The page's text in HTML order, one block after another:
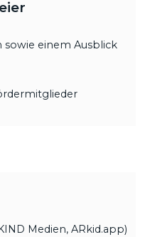
sowie einem Ausblick
Medien, ARkid.app)